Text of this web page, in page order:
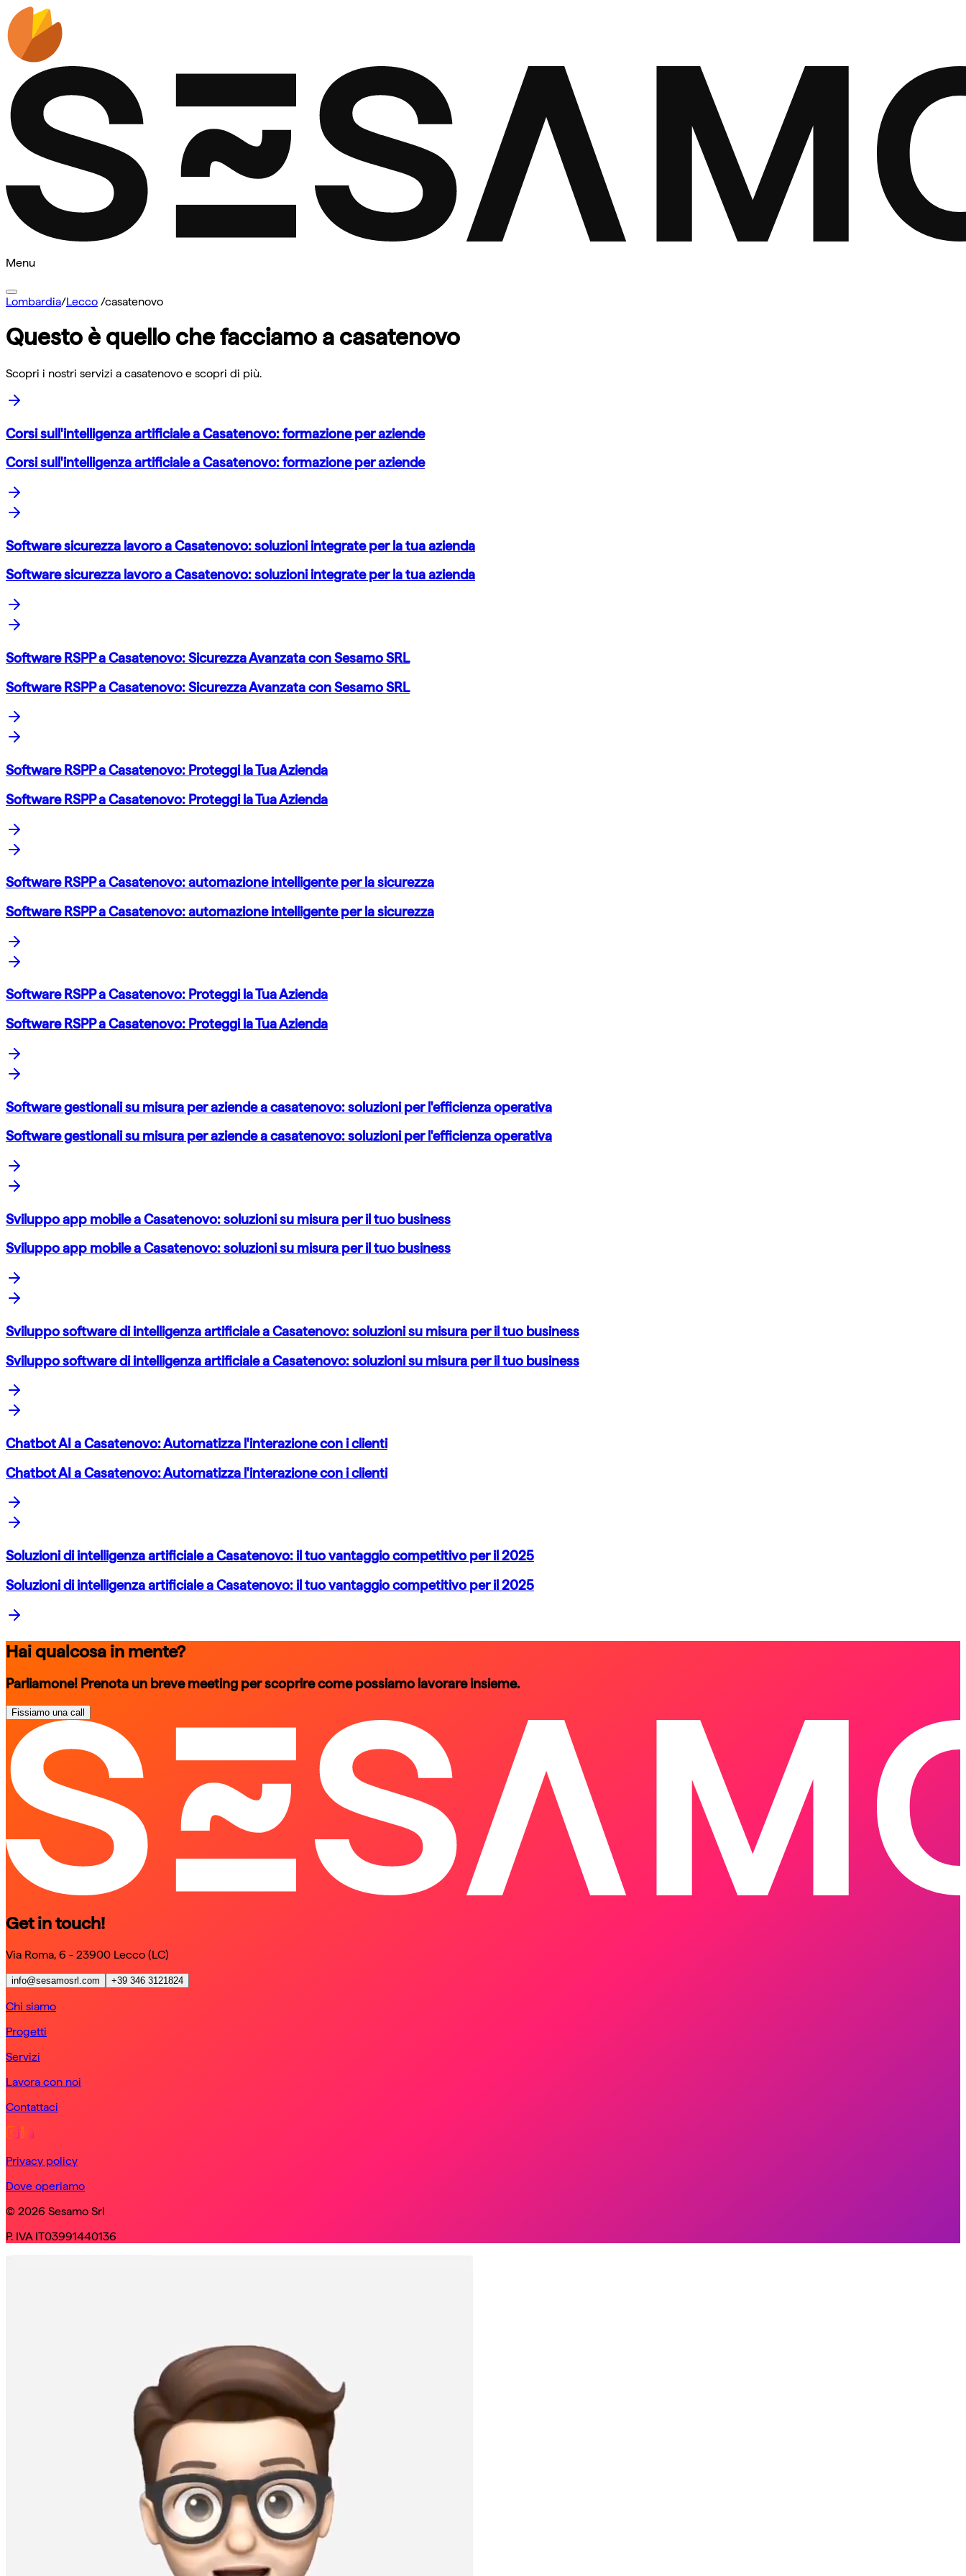
Menu
Lombardia/Lecco /casatenovo
Questo è quello che facciamo a casatenovo
Scopri i nostri servizi a casatenovo e scopri di più.
Corsi sull'intelligenza artificiale a Casatenovo: formazione per aziende
Corsi sull'intelligenza artificiale a Casatenovo: formazione per aziende
Software sicurezza lavoro a Casatenovo: soluzioni integrate per la tua azienda
Software sicurezza lavoro a Casatenovo: soluzioni integrate per la tua azienda
Software RSPP a Casatenovo: Sicurezza Avanzata con Sesamo SRL
Software RSPP a Casatenovo: Sicurezza Avanzata con Sesamo SRL
Software RSPP a Casatenovo: Proteggi la Tua Azienda
Software RSPP a Casatenovo: Proteggi la Tua Azienda
Software RSPP a Casatenovo: automazione intelligente per la sicurezza
Software RSPP a Casatenovo: automazione intelligente per la sicurezza
Software RSPP a Casatenovo: Proteggi la Tua Azienda
Software RSPP a Casatenovo: Proteggi la Tua Azienda
Software gestionali su misura per aziende a casatenovo: soluzioni per l'efficienza operativa
Software gestionali su misura per aziende a casatenovo: soluzioni per l'efficienza operativa
Sviluppo app mobile a Casatenovo: soluzioni su misura per il tuo business
Sviluppo app mobile a Casatenovo: soluzioni su misura per il tuo business
Sviluppo software di intelligenza artificiale a Casatenovo: soluzioni su misura per il tuo business
Sviluppo software di intelligenza artificiale a Casatenovo: soluzioni su misura per il tuo business
Chatbot AI a Casatenovo: Automatizza l'interazione con i clienti
Chatbot AI a Casatenovo: Automatizza l'interazione con i clienti
Soluzioni di intelligenza artificiale a Casatenovo: il tuo vantaggio competitivo per il 2025
Soluzioni di intelligenza artificiale a Casatenovo: il tuo vantaggio competitivo per il 2025
Hai qualcosa in mente?
Parliamone! Prenota un breve meeting per scoprire come possiamo lavorare insieme.
Fissiamo una call
schedule a call
schedule a call
Get in touch!
Via Roma, 6 - 23900 Lecco (LC)
info@sesamosrl.com +39 346 3121824
Chi siamo
Progetti
Servizi
Lavora con noi
Contattaci
Privacy policy
Dove operiamo
© 2026 Sesamo Srl
P. IVA IT03991440136